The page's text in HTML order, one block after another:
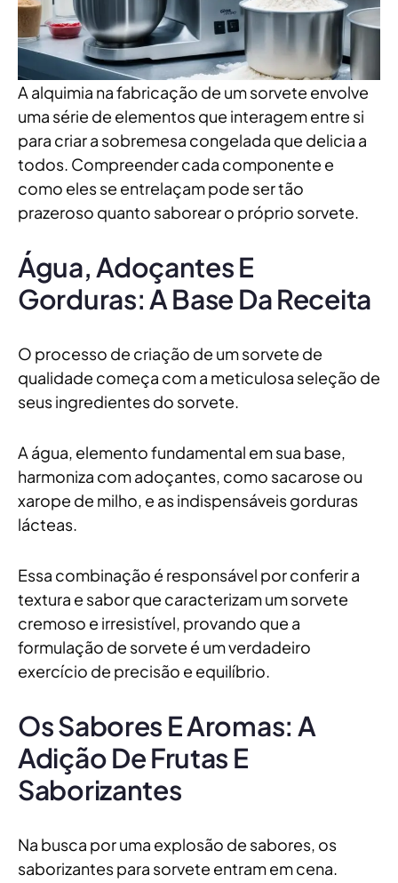
A alquimia na fabricação de um sorvete envolve
uma série de elementos que interagem entre si
para criar a sobremesa congelada que delicia a
todos. Compreender cada componente e
como eles se entrelaçam pode ser tão
prazeroso quanto saborear o próprio sorvete.
Água, Adoçantes E
Gorduras: A Base Da Receita
O processo de criação de um sorvete de
qualidade começa com a meticulosa seleção de
seus ingredientes do sorvete.
A água, elemento fundamental em sua base,
harmoniza com adoçantes, como sacarose ou
xarope de milho, e as indispensáveis gorduras
lácteas.
Essa combinação é responsável por conferir a
textura e sabor que caracterizam um sorvete
cremoso e irresistível, provando que a
formulação de sorvete é um verdadeiro
exercício de precisão e equilíbrio.
Os Sabores E Aromas: A
Adição De Frutas E
Saborizantes
Na busca por uma explosão de sabores, os
saborizantes para sorvete entram em cena.